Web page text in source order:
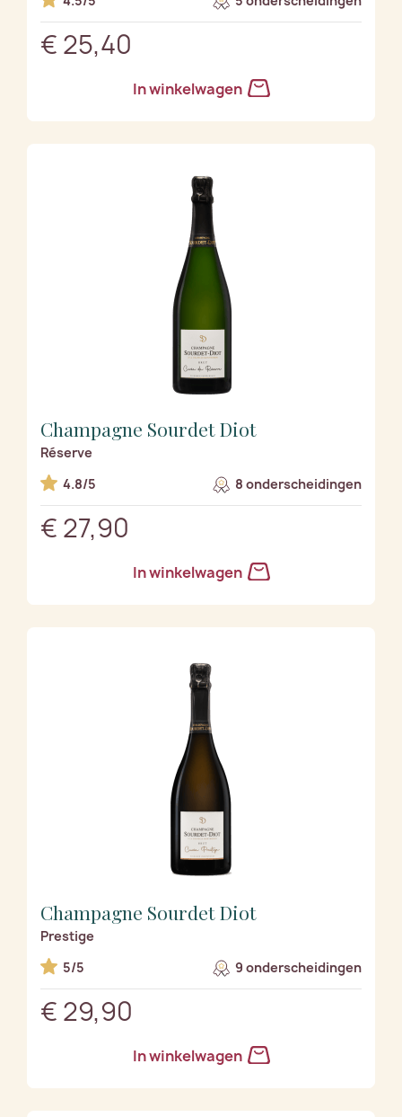
€ 25,40
In winkelwagen
Champagne Sourdet Diot
Réserve
4.8/5
8 onderscheidingen
€ 27,90
In winkelwagen
Champagne Sourdet Diot
Prestige
5/5
9 onderscheidingen
€ 29,90
In winkelwagen